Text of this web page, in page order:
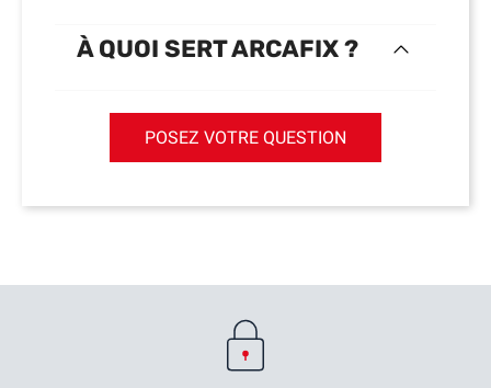
À QUOI SERT ARCAFIX ?
POSEZ VOTRE QUESTION